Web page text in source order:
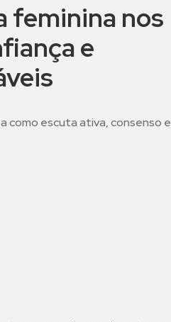
feminina nos
e
como escuta ativa, consenso e